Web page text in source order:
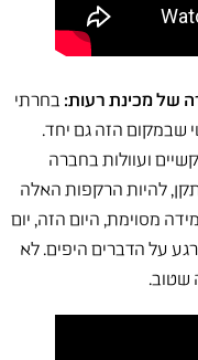
של מכינת רעות: בחרתי
שבמקום הזה גם יחד.
ועוולות בחברה
להיות הרקפות האלה
מסוימת, היום הזה, יום
על הדברים היפים. לא